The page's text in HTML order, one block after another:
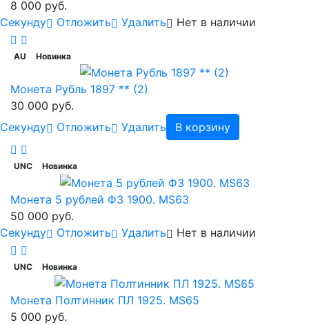
8 000 руб.
Cекунду
Отложить Удалить Нет в наличии
AU Новинка
Монета Рубль 1897 ** (2)
30 000 руб.
Cекунду
Отложить Удалить В корзину
UNC Новинка
Монета 5 рублей ФЗ 1900. MS63
50 000 руб.
Cекунду
Отложить Удалить Нет в наличии
UNC Новинка
Монета Полтинник ПЛ 1925. MS65
5 000 руб.